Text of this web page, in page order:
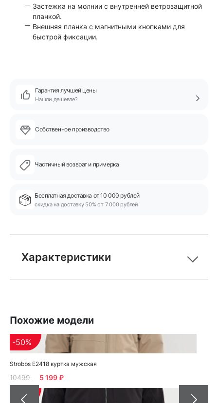
Застежка на молнии с внутренней ветрозащитной
планкой.
Внешняя планка с магнитными кнопками для
быстрой фиксации.
Гарантия лучшей цены
Нашли дешевле?
Собственное производство
Частичный возврат и примерка
Бесплатная доставка от 10 000 рублей
скидка на доставку 50% от 7 000 рублей
Характеристики
Похожие модели
Strobbs E2418 куртка мужская
-50%
10499 5 199 ₽
-50%